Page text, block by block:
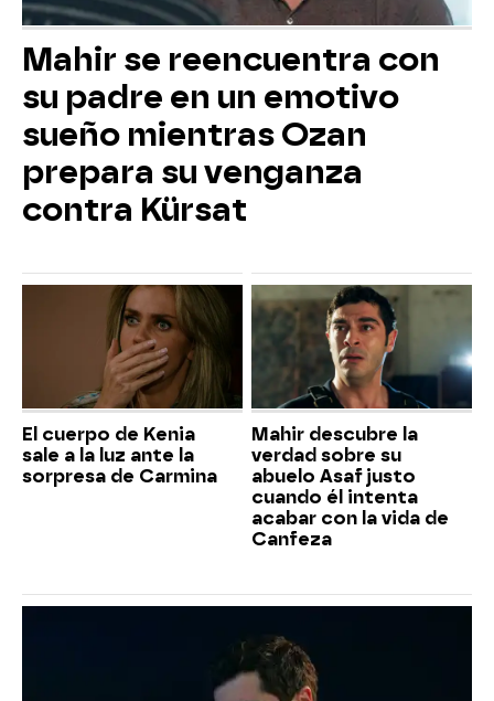
Mahir se reencuentra con
su padre en un emotivo
sueño mientras Ozan
prepara su venganza
contra Kürsat
El cuerpo de Kenia
sale a la luz ante la
sorpresa de Carmina
Mahir descubre la
verdad sobre su
abuelo Asaf justo
cuando él intenta
acabar con la vida de
Canfeza